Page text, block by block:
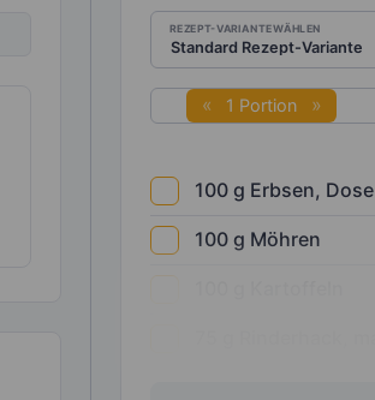
REZEPT-VARIANTE WÄHLEN
1 Portion
100 g Erbsen, Dose
100 g Möhren